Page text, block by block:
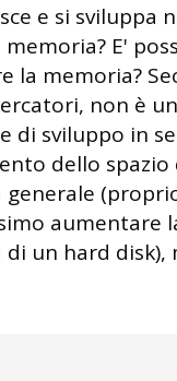
e si sviluppa
E'
la memoria?
non è
di sviluppo in
dello spazio
generale
aumentare
un hard disk),